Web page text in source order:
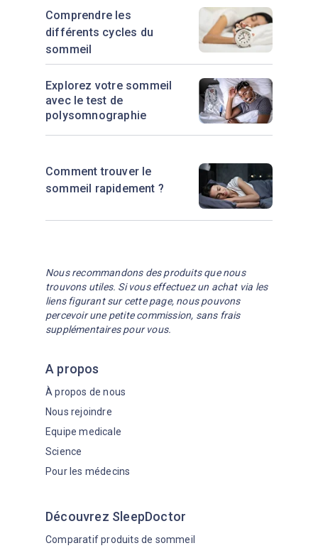
Comprendre les
différents cycles du
sommeil
Comment trouver le
sommeil rapidement ?
Explorez votre sommeil
avec le test de
polysomnographie
A propos
Découvrez SleepDoctor
Nous recommandons des produits que nous
trouvons utiles. Si vous effectuez un achat via les
liens figurant sur cette page, nous pouvons
percevoir une petite commission, sans frais
supplémentaires pour vous.
Nous rejoindre
Equipe medicale
Science
Comparatif produits de sommeil
Pour les médecins
À propos de nous